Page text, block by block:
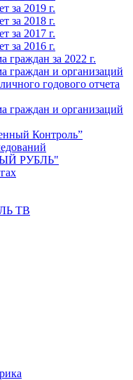
за 2019 г.
за 2018 г.
за 2017 г.
за 2016 г.
граждан за 2022 г.
граждан и организаций
годового отчета
граждан и организаций
Контроль”
РУБЛЬ"
ТВ